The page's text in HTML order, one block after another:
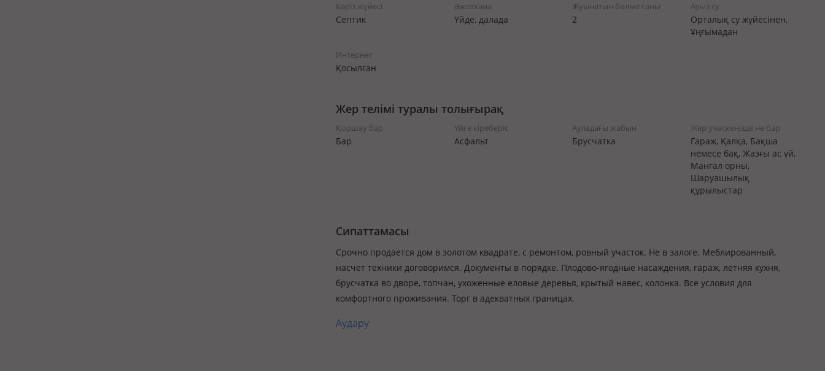
Кәріз жүйесі
Септик
Әжетхана
Үйде, далада
Жуынатын бөлме саны
2
Ауыз су
Орталық су жүйесінен,
Ұңғымадан
Интернет
Қосылған
Жер телімі туралы толығырақ
Қоршау бар
Бар
Үйге кіреберіс
Асфальт
Ауладағы жабын
Брусчатка
Жер учаскеңізде не бар
Гараж, Қалқа, Бақша
немесе бақ, Жазғы ас үй,
Мангал орны,
Шаруашылық
құрылыстар
Сипаттамасы
Срочно продается дом в золотом квадрате, с ремонтом, ровный участок. Не в залоге. Меблированный,
насчет техники договоримся. Документы в порядке. Плодово-ягодные насаждения, гараж, летняя кухня,
брусчатка во дворе, топчан, ухоженные еловые деревья, крытый навес, колонка. Все условия для
комфортного проживания. Торг в адекватных границах.
Аудару